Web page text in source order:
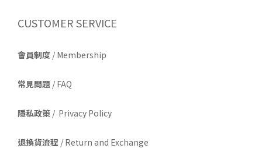
CUSTOMER SERVICE
會員制度 / Membership
常見問題 / FAQ
隱私政策 / Privacy Policy
退換貨流程 / Return and Exchange